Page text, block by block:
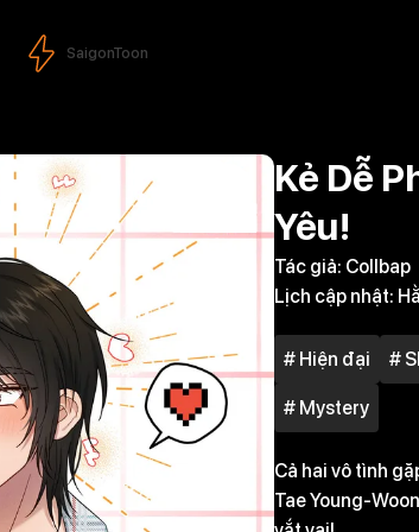
SaigonToon
Kẻ Dễ
Yêu!
Tác giả: Collbap
Lịch cập nhật:
# Hiện đại #
# Mystery
Cả hai vô tình
Tae Young-